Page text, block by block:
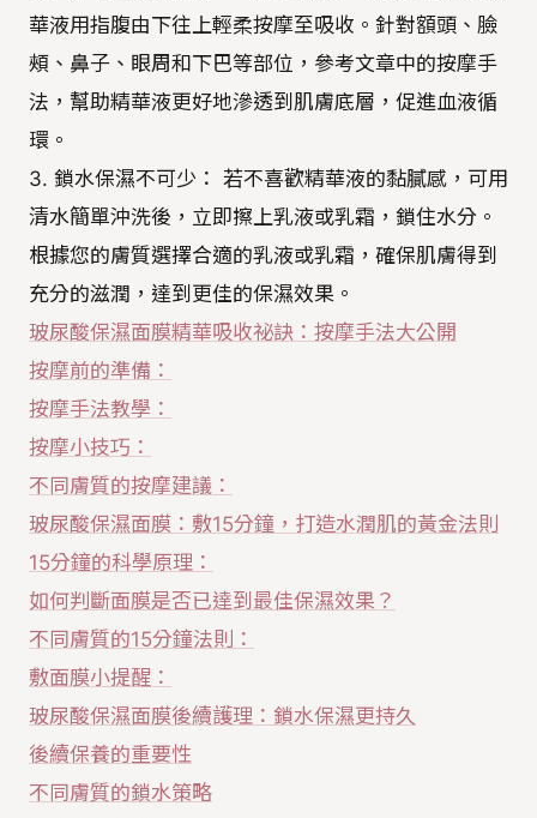
華液用指腹由下往上輕柔按摩至吸收。針對額頭、臉
頰、鼻子、眼周和下巴等部位，參考文章中的按摩手
法，幫助精華液更好地滲透到肌膚底層，促進血液循
環。
3. 鎖水保濕不可少： 若不喜歡精華液的黏膩感，可用
清水簡單沖洗後，立即擦上乳液或乳霜，鎖住水分。
根據您的膚質選擇合適的乳液或乳霜，確保肌膚得到
充分的滋潤，達到更佳的保濕效果。
玻尿酸保濕面膜精華吸收祕訣：按摩手法大公開
按摩前的準備：
按摩手法教學：
按摩小技巧：
不同膚質的按摩建議：
玻尿酸保濕面膜：敷15分鐘，打造水潤肌的黃金法則
15分鐘的科學原理：
如何判斷面膜是否已達到最佳保濕效果？
不同膚質的15分鐘法則：
敷面膜小提醒：
玻尿酸保濕面膜後續護理：鎖水保濕更持久
後續保養的重要性
不同膚質的鎖水策略